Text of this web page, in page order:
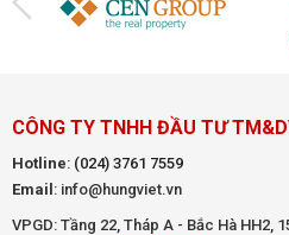
CÔNG TY TNHH ĐẦU TƯ
Hotline: (024) 3761 7559
Email : info@hungviet.vn
VPGD: Tầng 22, Tháp A - Bắc Hà HH2,